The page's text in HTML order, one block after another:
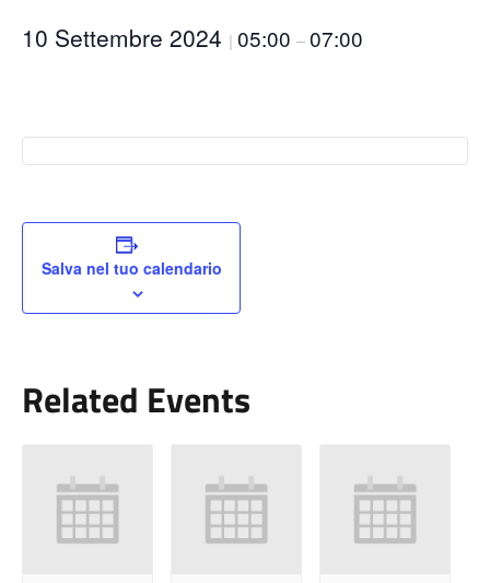
10 Settembre 2024 | 05:00 –07:00
Salva nel tuo calendario
Related Events